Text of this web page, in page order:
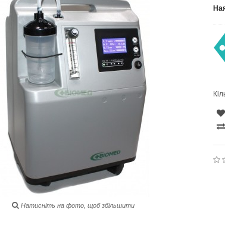
Натисніть на фото, щоб збільшити